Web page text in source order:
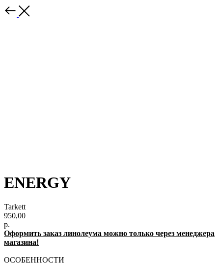
ENERGY
Tarkett
950,00
р.
Оформить заказ линолеума можно только через менеджера
магазина!
ОСОБЕННОСТИ